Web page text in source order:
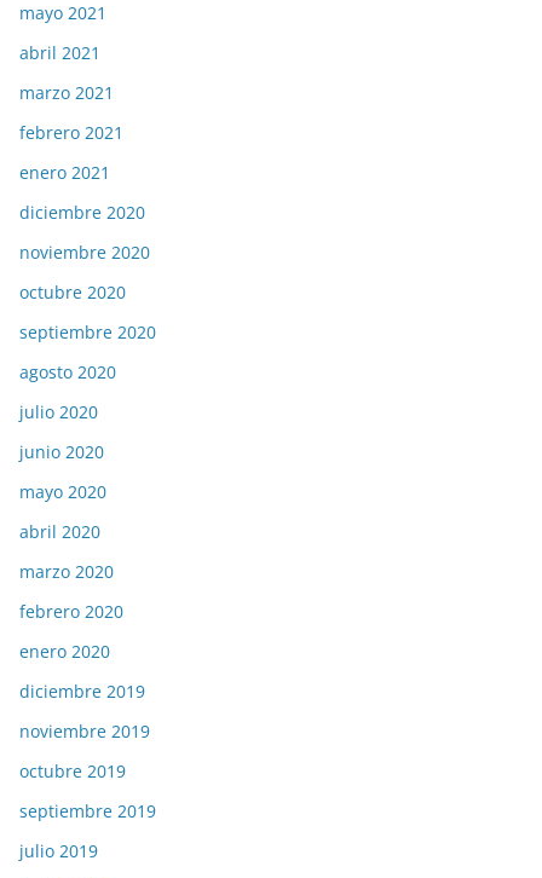
mayo 2021
abril 2021
marzo 2021
febrero 2021
enero 2021
diciembre 2020
noviembre 2020
octubre 2020
septiembre 2020
agosto 2020
julio 2020
junio 2020
mayo 2020
abril 2020
marzo 2020
febrero 2020
enero 2020
diciembre 2019
noviembre 2019
octubre 2019
septiembre 2019
julio 2019